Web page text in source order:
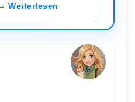
Weiterlesen